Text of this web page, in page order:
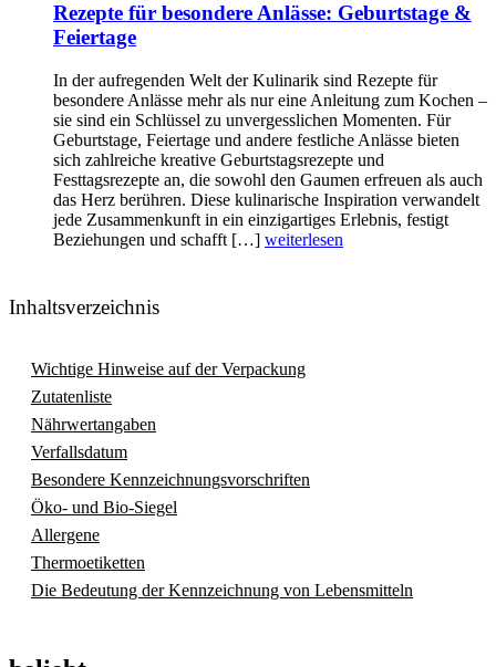
Rezepte für besondere Anlässe: Geburtstage &
Feiertage
In der aufregenden Welt der Kulinarik sind Rezepte für
besondere Anlässe mehr als nur eine Anleitung zum Kochen –
sie sind ein Schlüssel zu unvergesslichen Momenten. Für
Geburtstage, Feiertage und andere festliche Anlässe bieten
sich zahlreiche kreative Geburtstagsrezepte und
Festtagsrezepte an, die sowohl den Gaumen erfreuen als auch
das Herz berühren. Diese kulinarische Inspiration verwandelt
jede Zusammenkunft in ein einzigartiges Erlebnis, festigt
Beziehungen und schafft […] weiterlesen
Inhaltsverzeichnis
Wichtige Hinweise auf der Verpackung
Zutatenliste
Nährwertangaben
Verfallsdatum
Besondere Kennzeichnungsvorschriften
Öko- und Bio-Siegel
Allergene
Thermoetiketten
Die Bedeutung der Kennzeichnung von Lebensmitteln